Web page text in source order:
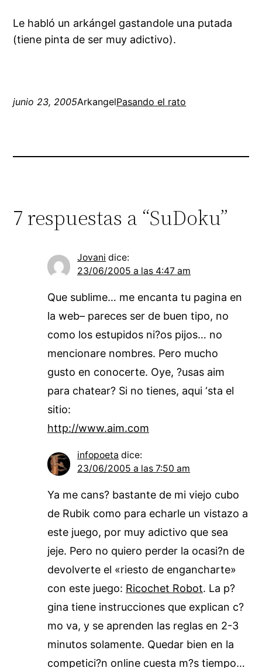
Le habló un arkángel gastandole una putada
(tiene pinta de ser muy adictivo).
junio 23, 2005ArkangelPasando el rato
7 respuestas a “SuDoku”
Jovani dice:
23/06/2005 a las 4:47 am
Que sublime… me encanta tu pagina en
la web– pareces ser de buen tipo, no
como los estupidos ni?os pijos… no
mencionare nombres. Pero mucho
gusto en conocerte. Oye, ?usas aim
para chatear? Si no tienes, aqui ‘sta el
sitio:
http://www.aim.com
infopoeta dice:
23/06/2005 a las 7:50 am
Ya me cans? bastante de mi viejo cubo
de Rubik como para echarle un vistazo a
este juego, por muy adictivo que sea
jeje. Pero no quiero perder la ocasi?n de
devolverte el «riesto de engancharte»
con este juego: Ricochet Robot. La p?
gina tiene instrucciones que explican c?
mo va, y se aprenden las reglas en 2-3
minutos solamente. Quedar bien en la
competici?n online cuesta m?s tiempo…